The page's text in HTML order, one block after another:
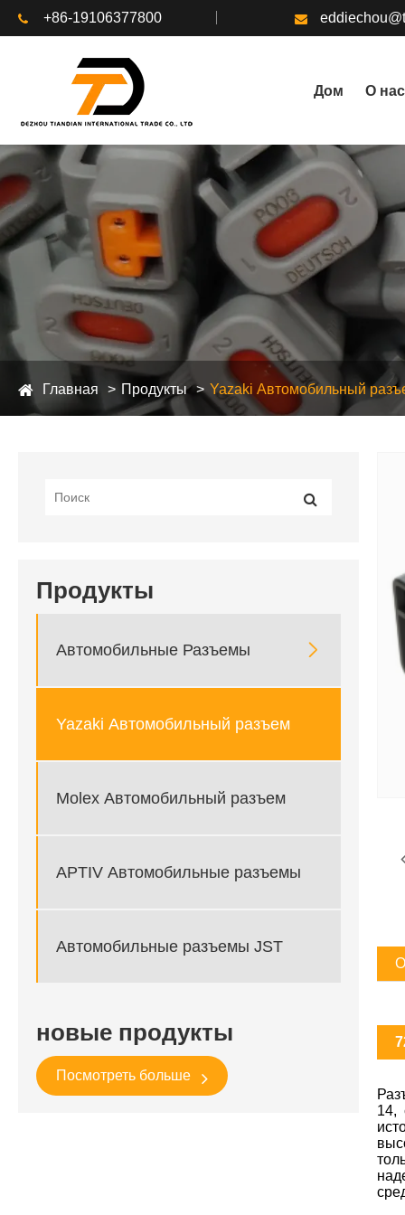
+86-19106377800
Дом О нас
Главная Продукты Yazaki Автомобильный
Продукты
Автомобильные Разъемы 
Yazaki Автомобильный разъем
Molex Автомобильный разъем
APTIV Автомобильные разъемы
Автомобильные разъемы JST
новые продукты
Посмотреть больше
14,